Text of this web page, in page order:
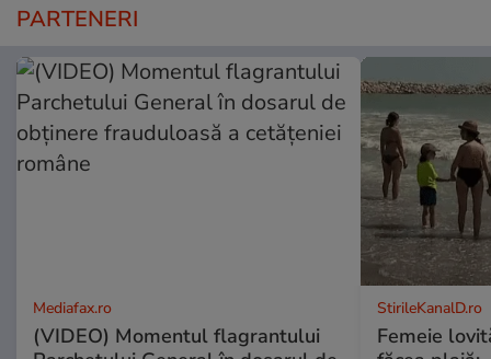
PARTENERI
Mediafax.ro
(VIDEO) Momentul flagrantului
StirileKanalD.ro
Femeie